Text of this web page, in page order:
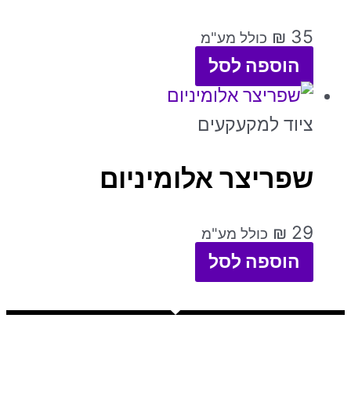
₪ 35 כולל מע"מ
הוספה לסל
ציוד למקעקעים
שפריצר אלומיניום
₪ 29 כולל מע"מ
הוספה לסל